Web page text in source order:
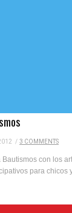
/ 3 COMMENTS
con los
para chicos